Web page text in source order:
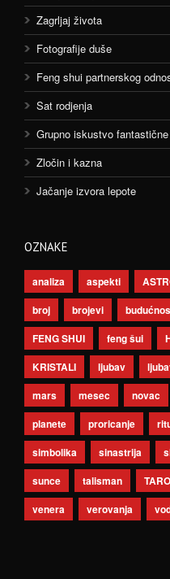
Zagrljaj života
Fotografije duše
Feng shui partnerskog
Sat rodjenja
Grupno iskustvo
Zločin i kazna
Jačanje izvora lepote
OZNAKE
analiza aspekti
broj
brojevi
FENG SHUI
feng šui
KRISTALI
ljubav
mars
mesec novac
planete
proricanje
simbolika
sinastrija
sunce
talisman
venera
verovanja